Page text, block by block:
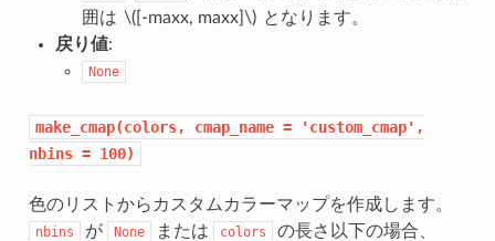
囲は \([-maxx, maxx]\) となります。
戻り値:
None
make_cmap(colors, cmap_name =
'custom_cmap',
nbins = 100)
色のリストからカスタムカラーマップを作成します。
nbins が None または colors の長さ以下の場合、